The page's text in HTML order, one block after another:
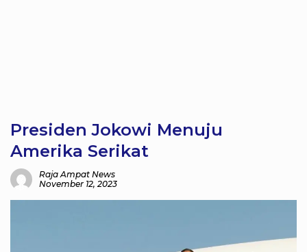
Presiden Jokowi Menuju
Amerika Serikat
Raja Ampat News
November 12, 2023